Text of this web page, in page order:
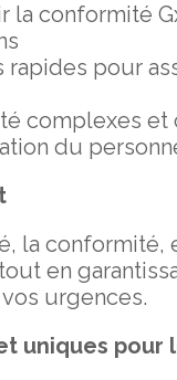
la conformité
rapides pour
complexes et
du
la
en
urgences.
uniques pour